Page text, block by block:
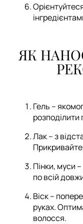
ЯК
Гель –
розподілити
Лак – з
Пінки, муси
по всій
Віск –
руках.
волосся.